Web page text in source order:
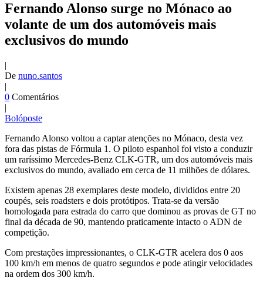
Fernando Alonso surge no Mónaco ao
volante de um dos automóveis mais
exclusivos do mundo
|
De nuno.santos
|
0 Comentários
|
Bolóposte
Fernando Alonso voltou a captar atenções no Mónaco, desta vez
fora das pistas de Fórmula 1. O piloto espanhol foi visto a conduzir
um raríssimo Mercedes-Benz CLK-GTR, um dos automóveis mais
exclusivos do mundo, avaliado em cerca de 11 milhões de dólares.
Existem apenas 28 exemplares deste modelo, divididos entre 20
coupés, seis roadsters e dois protótipos. Trata-se da versão
homologada para estrada do carro que dominou as provas de GT no
final da década de 90, mantendo praticamente intacto o ADN de
competição.
Com prestações impressionantes, o CLK-GTR acelera dos 0 aos
100 km/h em menos de quatro segundos e pode atingir velocidades
na ordem dos 300 km/h.